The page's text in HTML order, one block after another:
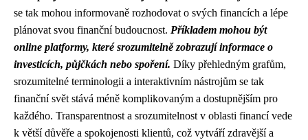
se tak mohou informovaně rozhodovat o svých financích a lépe
plánovat svou finanční budoucnost. Příkladem mohou být
online platformy, které srozumitelně zobrazují informace o
investicích, půjčkách nebo spoření. Díky přehledným grafům,
srozumitelné terminologii a interaktivním nástrojům se tak
finanční svět stává méně komplikovaným a dostupnějším pro
každého. Transparentnost a srozumitelnost v oblasti financí vede
k větší důvěře a spokojenosti klientů, což vytváří zdravější a